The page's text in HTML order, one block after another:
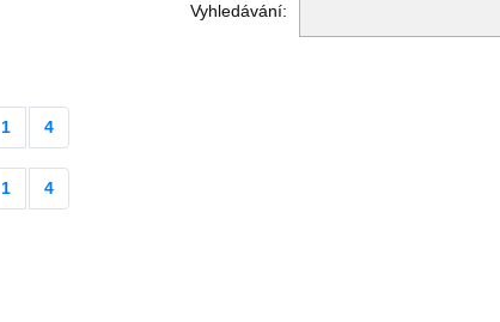
Vyhledávání:
1 4
1 4